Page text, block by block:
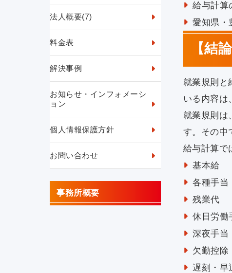
法人概要(7)
料金表
解決事例
お知らせ・インフォメーシ
ョン
個人情報保護方針
お問い合わせ
事務所概要
給与計算
愛知県・
【結
就業規則と
いる内容は
就業規則は
す。その中
給与計算で
基本給
各種手当
残業代
休日労働
深夜手当
欠勤控除
遅刻・早